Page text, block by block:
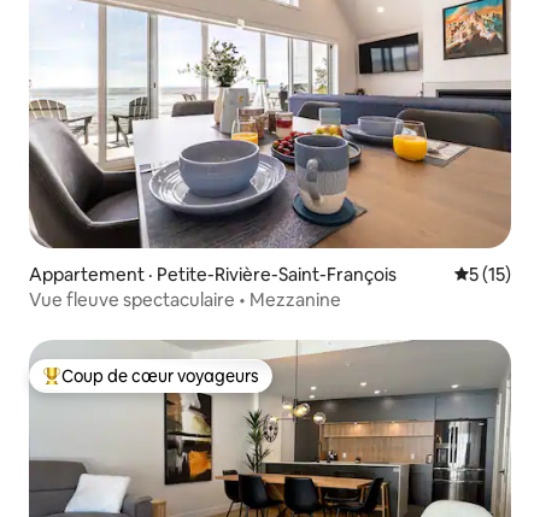
Appartement · Petite-Rivière-Saint-François Note
5 (15)
Vue fleuve spectaculaire • Mezzanine
Coup de cœur voyageurs parmi les plus aimés
Coup de cœur voyageurs